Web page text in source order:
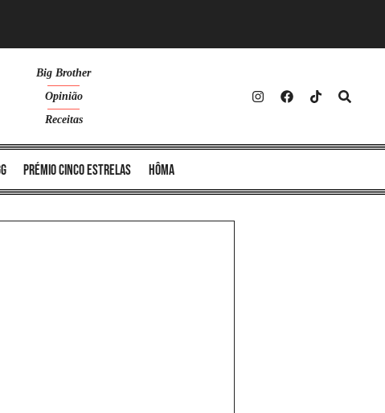
Big Brother
Opinião
Receitas
Prémio Cinco Estrelas Hôma